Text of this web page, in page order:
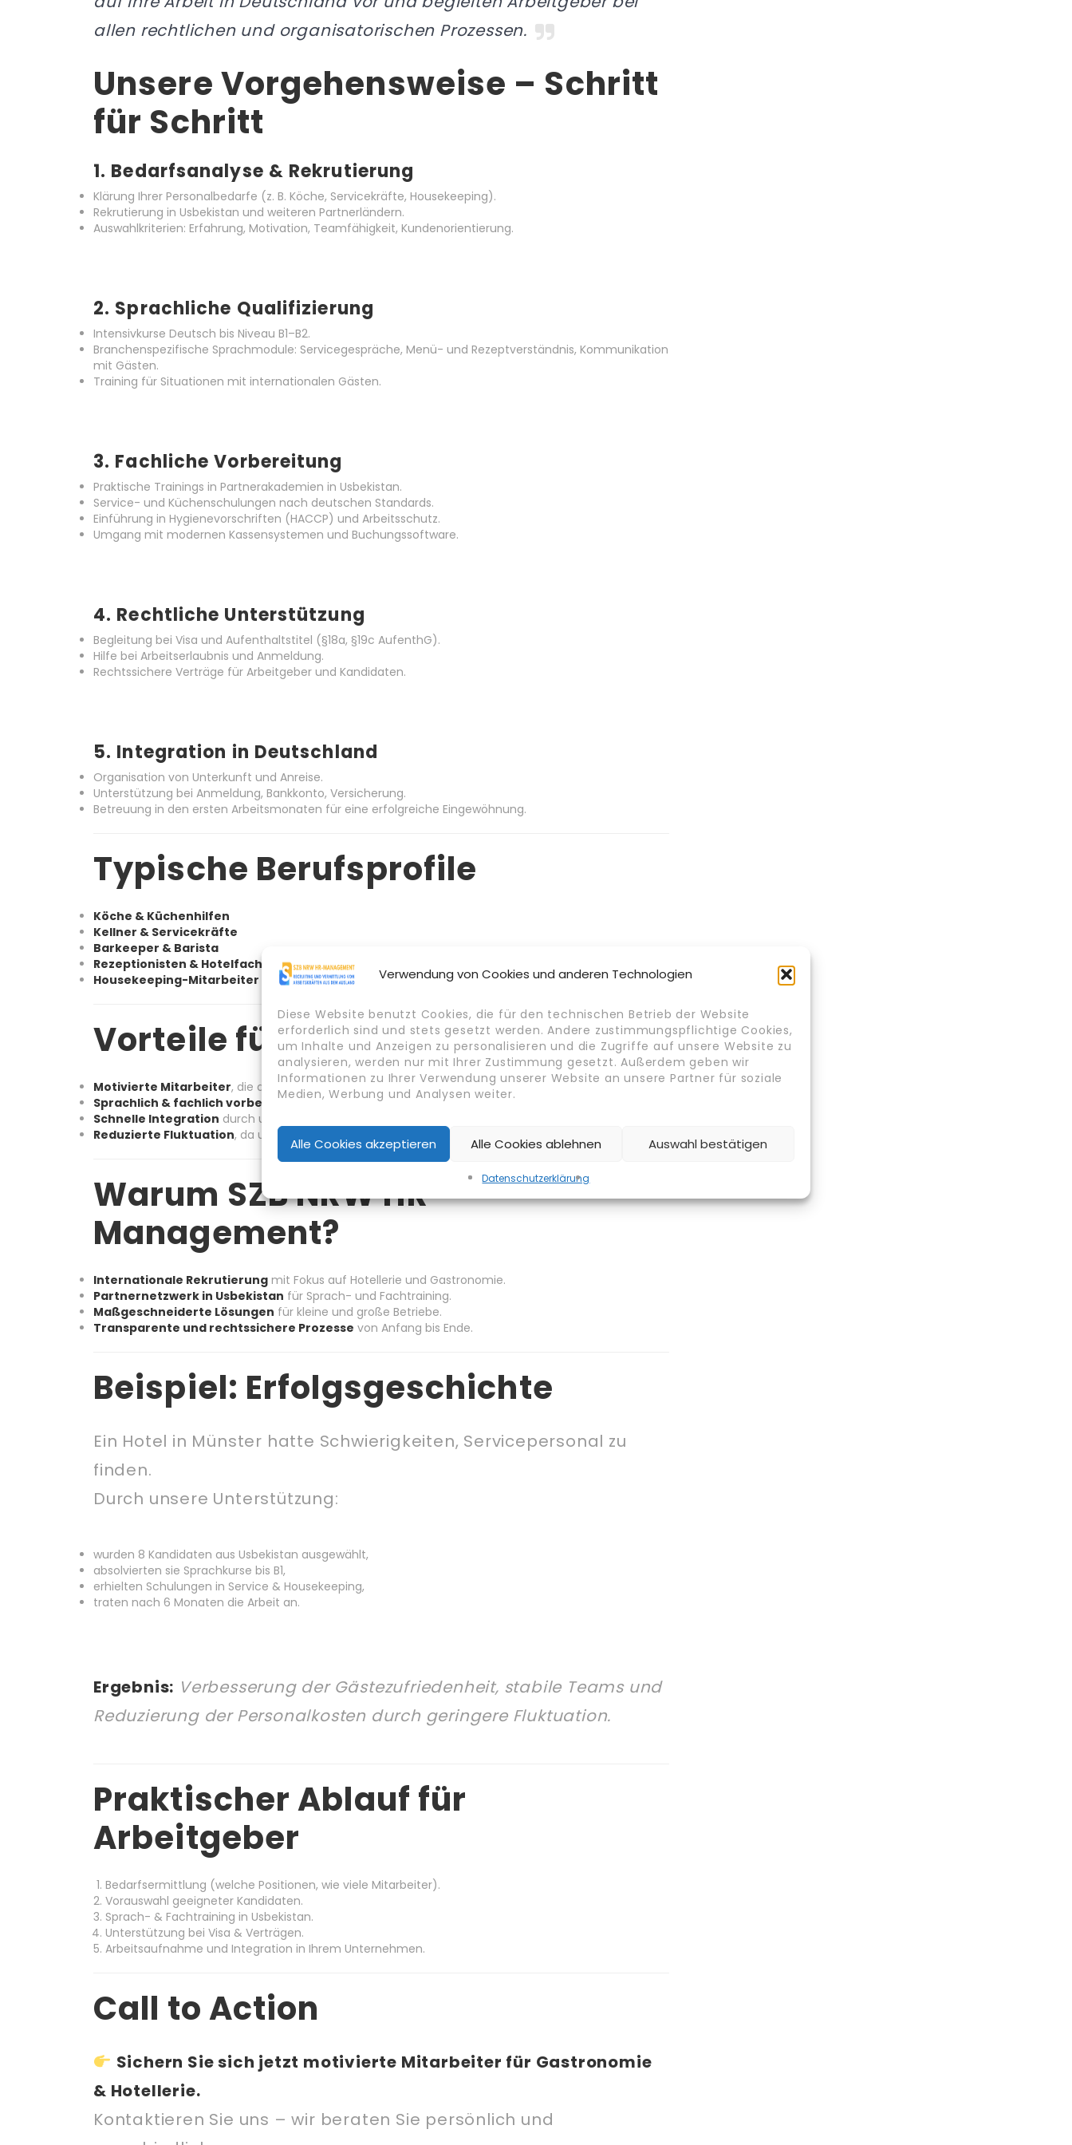
Verwendung von Cookies und anderen Technologien
Diese Website benutzt Cookies, die für den technischen Betrieb der Website
erforderlich sind und stets gesetzt werden. Andere zustimmungspflichtige Cookies,
um Inhalte und Anzeigen zu personalisieren und die Zugriffe auf unsere Website zu
analysieren, werden nur mit Ihrer Zustimmung gesetzt. Außerdem geben wir
Informationen zu Ihrer Verwendung unserer Website an unsere Partner für soziale
Medien, Werbung und Analysen weiter.
Alle Cookies akzeptieren Alle Cookies ablehnen Auswahl bestätigen
Datenschutz­erklärung
allen rechtlichen und organisatorischen Prozessen.
Unsere Vorgehensweise – Schritt
für Schritt
1. Bedarfsanalyse & Rekrutierung
Klärung Ihrer Personalbedarfe (z. B. Köche, Servicekräfte, Housekeeping).
Rekrutierung in Usbekistan und weiteren Partnerländern.
Auswahlkriterien: Erfahrung, Motivation, Teamfähigkeit, Kundenorientierung.
2. Sprachliche Qualifizierung
Intensivkurse Deutsch bis Niveau B1–B2.
Branchenspezifische Sprachmodule: Servicegespräche, Menü- und Rezeptverständnis, Kommunikation
mit Gästen.
Training für Situationen mit internationalen Gästen.
3. Fachliche Vorbereitung
Praktische Trainings in Partnerakademien in Usbekistan.
Service- und Küchenschulungen nach deutschen Standards.
Einführung in Hygienevorschriften (HACCP) und Arbeitsschutz.
Umgang mit modernen Kassensystemen und Buchungssoftware.
4. Rechtliche Unterstützung
Begleitung bei Visa und Aufenthaltstitel (§18a, §19c AufenthG).
Hilfe bei Arbeitserlaubnis und Anmeldung.
Rechtssichere Verträge für Arbeitgeber und Kandidaten.
5. Integration in Deutschland
Organisation von Unterkunft und Anreise.
Unterstützung bei Anmeldung, Bankkonto, Versicherung.
Betreuung in den ersten Arbeitsmonaten für eine erfolgreiche Eingewöhnung.
Typische Berufsprofile
Köche & Küchenhilfen
Kellner & Servicekräfte
Barkeeper & Barista
Rezeptionisten & Hotelfachleute
Housekeeping-Mitarbeiter
Vorteile für Arbeitgeber
Motivierte Mitarbeiter, die den Servicegedanken leben.
Sprachlich & fachlich vorbereitete Kandidaten, die Gäste professionell betreuen.
Schnelle Integration durch unsere Begleitung.
Reduzierte Fluktuation, da unsere Kandidaten auf langfristige Beschäftigung vorbereitet sind.
Warum SZB NRW HR-
Management?
Internationale Rekrutierung mit Fokus auf Hotellerie und Gastronomie.
Partnernetzwerk in Usbekistan für Sprach- und Fachtraining.
Maßgeschneiderte Lösungen für kleine und große Betriebe.
Transparente und rechtssichere Prozesse von Anfang bis Ende.
Beispiel: Erfolgsgeschichte
Ein Hotel in Münster hatte Schwierigkeiten, Servicepersonal zu
finden.
Durch unsere Unterstützung:
wurden 8 Kandidaten aus Usbekistan ausgewählt,
absolvierten sie Sprachkurse bis B1,
erhielten Schulungen in Service & Housekeeping,
traten nach 6 Monaten die Arbeit an.
Ergebnis: Verbesserung der Gästezufriedenheit, stabile Teams und
Reduzierung der Personalkosten durch geringere Fluktuation.
Praktischer Ablauf für
Arbeitgeber
Bedarfsermittlung (welche Positionen, wie viele Mitarbeiter).
Vorauswahl geeigneter Kandidaten.
Sprach- & Fachtraining in Usbekistan.
Unterstützung bei Visa & Verträgen.
Arbeitsaufnahme und Integration in Ihrem Unternehmen.
Call to Action
Sichern Sie sich jetzt motivierte Mitarbeiter für Gastronomie
& Hotellerie.
Kontaktieren Sie uns – wir beraten Sie persönlich und